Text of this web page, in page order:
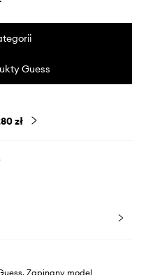
Guess
zł
Zapinany model